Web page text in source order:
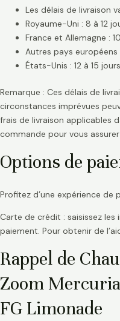
Les délais de livraison
Royaume-Uni : 8 à 12
France et Allemagne :
Autres pays européens
États-Unis : 12 à 15
Remarque : Ces délais de
circonstances imprévues
frais de livraison applicables
commande pour vous
Options de
Profitez d’une expérience de
Carte de crédit : saisissez
paiement. Pour obtenir de
Rappel de
Zoom
FG Limonade